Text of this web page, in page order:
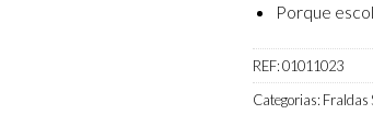
Porque
REF:01011023
Categorias: Fraldas